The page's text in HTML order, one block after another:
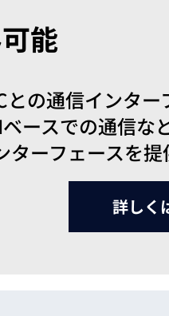
能
との通信インター
ースでの通信など
ターフェースを提
詳しく